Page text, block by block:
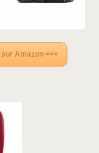
Amazon <<<